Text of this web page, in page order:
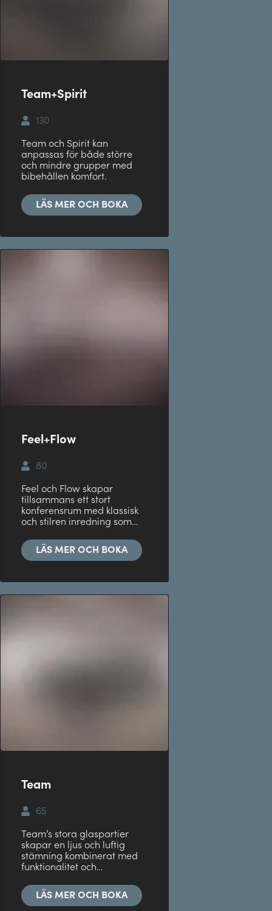
Team+Spirit
130
Team och Spirit kan
anpassas för både större
och mindre grupper med
bibehållen komfort.
LÄS MER OCH BOKA
Feel+Flow
80
Feel och Flow skapar
tillsammans ett stort
konferensrum med klassisk
och stilren inredning som…
LÄS MER OCH BOKA
Team
65
Team’s stora glaspartier
skapar en ljus och luftig
stämning kombinerat med
funktionalitet och…
LÄS MER OCH BOKA